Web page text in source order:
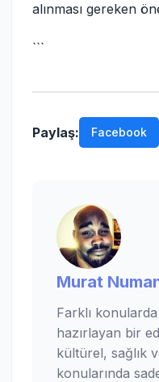
alınması gereken
```
Paylaş: Facebook
Murat
Farklı
hazırlayan bir
kültürel, sağlık
konularında